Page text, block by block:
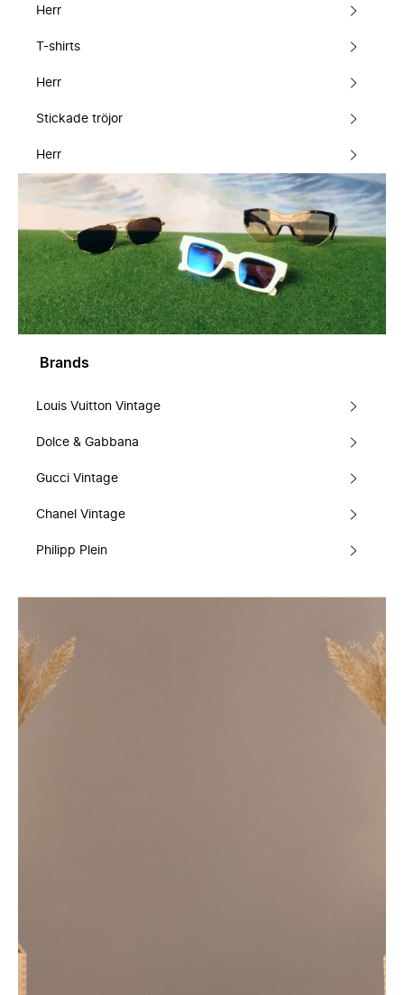
Herr
T-shirts
Herr
Stickade tröjor
Herr
Brands
Louis Vuitton Vintage
Dolce & Gabbana
Gucci Vintage
Chanel Vintage
Philipp Plein